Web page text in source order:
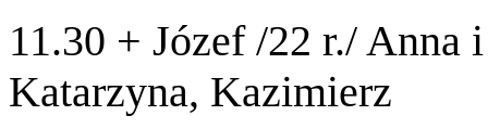
11.30 + Józef /​22 r./ Anna
Katarzyna, Kazimierz